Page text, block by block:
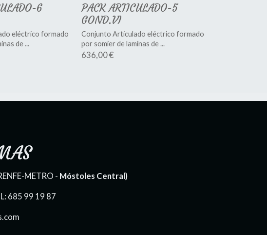
6
eléctrico formado
de ...
PACK ARTICULADO-5
GOND.VI
Conjunto Articulado eléctrico formado
por somier de laminas de ...
636,00 €
METRO - Móstoles Central)
685 99 19 87